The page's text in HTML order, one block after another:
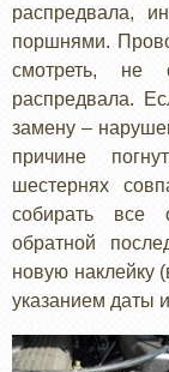
распредвала,
поршнями.
смотреть, не
распредвала.
замену –
причине
шестернях
собирать все
обратной
новую наклейку
указанием даты